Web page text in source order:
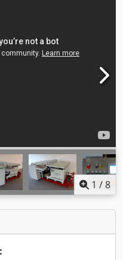
1 /8